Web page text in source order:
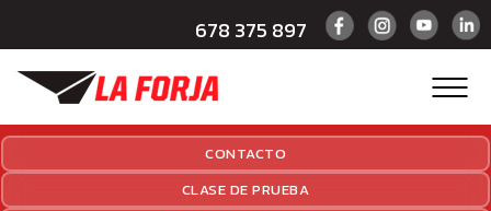
678 375 897
CONTACTO
CLASE DE PRUEBA